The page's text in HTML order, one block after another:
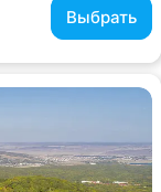
Выбрать